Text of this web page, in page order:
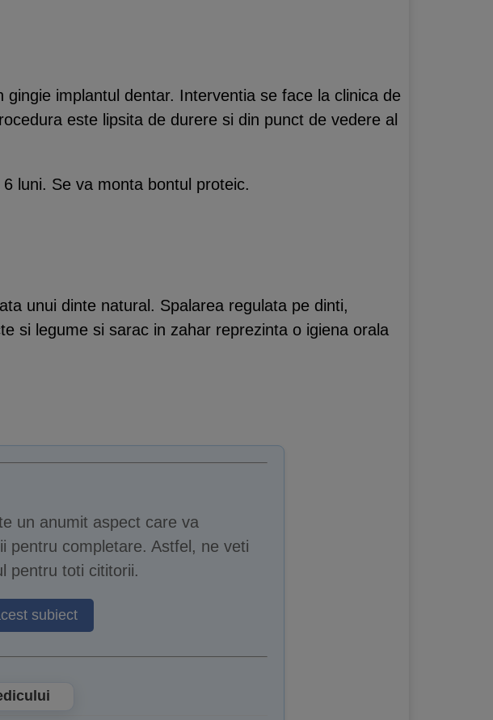
implantul dentar. Interventia se face la clinica de
este lipsita de durere si din punct de vedere al
luni. Se va monta bontul proteic.
unui dinte natural. Spalarea regulata pe dinti,
si legume si sarac in zahar reprezinta o igiena orala
un anumit aspect care va
pentru completare. Astfel, ne veti
pentru toti cititorii.
subiect